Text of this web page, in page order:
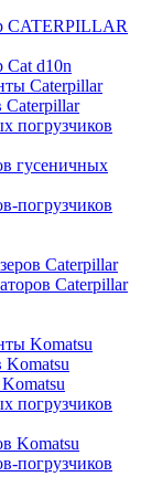
CATERPILLAR
Сat d10n
Caterpillar
Caterpillar
погрузчиков
гусеничных
погрузчиков
Caterpillar
Caterpillar
Komatsu
Komatsu
погрузчиков
Komatsu
погрузчиков